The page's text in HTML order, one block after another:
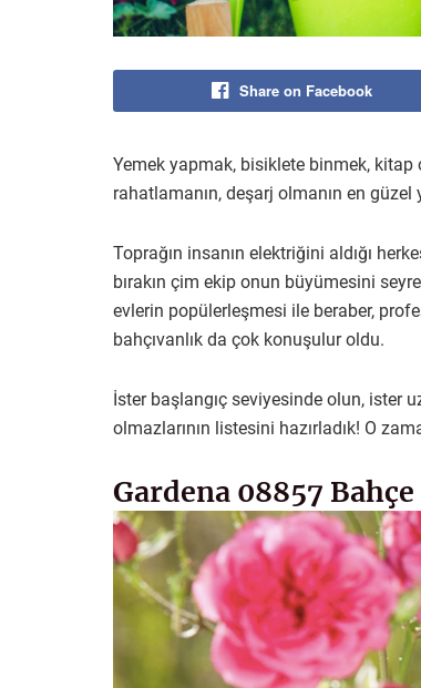
Share on Facebook
Yemek yapmak, bisiklete binmek, kitap
rahatlamanın, deşarj olmanın en güzel
Toprağın insanın elektriğini aldığı
bırakın çim ekip onun büyümesini
evlerin popülerleşmesi ile beraber,
bahçıvanlık da çok konuşulur oldu.
İster başlangıç seviyesinde olun, ister
olmazlarının listesini hazırladık! O
Gardena 08857